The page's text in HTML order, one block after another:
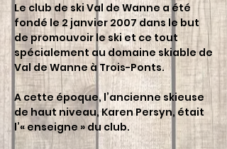
Le club de ski Val de Wanne a été
fondé le 2 janvier 2007 dans le but
de promouvoir le ski et ce tout
spécialement au domaine skiable de
Val de Wanne à Trois-Ponts.
A cette époque, l’ancienne skieuse
de haut niveau, Karen Persyn, était
l’« enseigne » du club.